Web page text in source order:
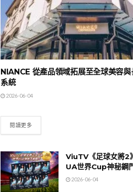
NIANCE 從產品領域拓展至全球美容與
系統
2026-06-04
閱讀更多
ViuTV《足球女將2
UA世界Cup神秘鋼
2026-06-04